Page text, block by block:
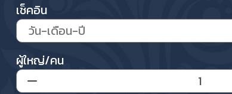
เช็คอิน
ผู้ใหญ่/คน